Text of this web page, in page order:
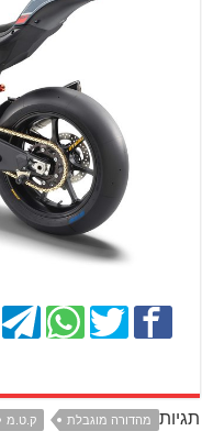
תגיות מהדורה מוגבלת ק.ט.מ